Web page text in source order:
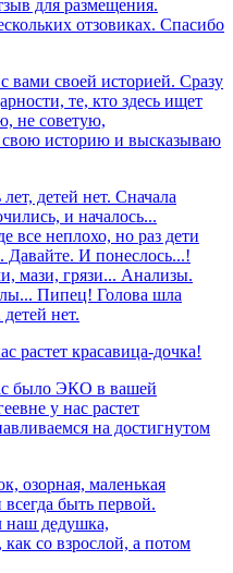
для размещения.
отзовиках. Спасибо
вами своей историей. Сразу
те, кто здесь ищет
не советую,
историю и высказываю
детей нет. Сначала
и началось...
все неплохо, но раз дети
Давайте. И понеслось...!
мази, грязи... Анализы.
Пипец! Голова шла
нет.
растет красавица-дочка!
было ЭКО в вашей
у нас растет
на достигнутом
озорная, маленькая
быть первой.
наш дедушка,
со взрослой, а потом